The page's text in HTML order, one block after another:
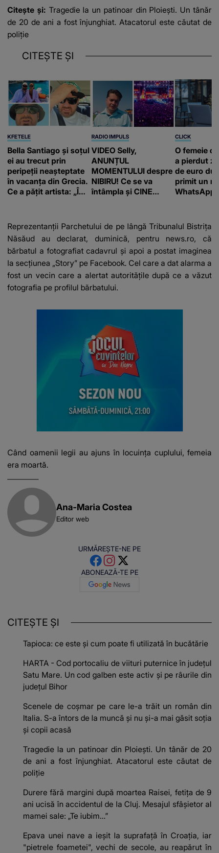
Citește și: Tragedie la un patinoar din Ploiești. Un tânăr
de 20 de ani a fost înjunghiat. Atacatorul este căutat de
poliție
CITEȘTE ȘI
KFETELE
Bella Santiago și soțul
ei au trecut prin
peripeții neașteptate
în vacanța din Grecia.
Ce a pățit artista: „Îmi
RADIO IMPULS
VIDEO Selly,
ANUNȚUL
MOMENTULUI despre
NIBIRU! Ce se va
întâmpla și CINE
e ciudă că..."
CLICK
O femeie
a pierdut
de euro
primit un
Franța
Reprezentanții Parchetului de pe lângă Tribunalul Bistrița
Năsăud au declarat, duminică, pentru news.ro, că
bărbatul a fotografiat cadavrul și apoi a postat imaginea
la secțiunea „Story” pe Facebook. Cel care a dat alarma a
fost un vecin care a alertat autoritățile după ce a văzut
fotografia pe profilul bărbatului.
Când oamenii legii au ajuns în locuința cuplului, femeia
era moartă.
Ana-Maria Costea
Editor web
URMĂREȘTE-NE PE
ABONEAZĂ-TE PE
CITEȘTE ȘI
Tapioca: ce este și cum poate fi utilizată în bucătărie
HARTA - Cod portocaliu de viituri puternice în județul
Satu Mare. Un cod galben este activ și pe râurile din
județul Bihor
Scenele de coșmar pe care le-a trăit un român din
Italia. S-a întors de la muncă și nu și-a mai găsit soția
și copii acasă
Tragedie la un patinoar din Ploiești. Un tânăr de 20
de ani a fost înjunghiat. Atacatorul este căutat de
poliție
Durere fără margini după moartea Raisei, fetița de 9
ani ucisă în accidentul de la Cluj. Mesajul sfâșietor al
mamei sale: „Te iubim…”
Epava unei nave a ieșit la suprafață în Croația, iar
"pietrele foametei", vechi de secole, au reapărut în